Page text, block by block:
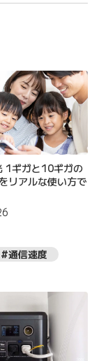
1ギガと10ギガの
リアルな使い方で
#通信速度